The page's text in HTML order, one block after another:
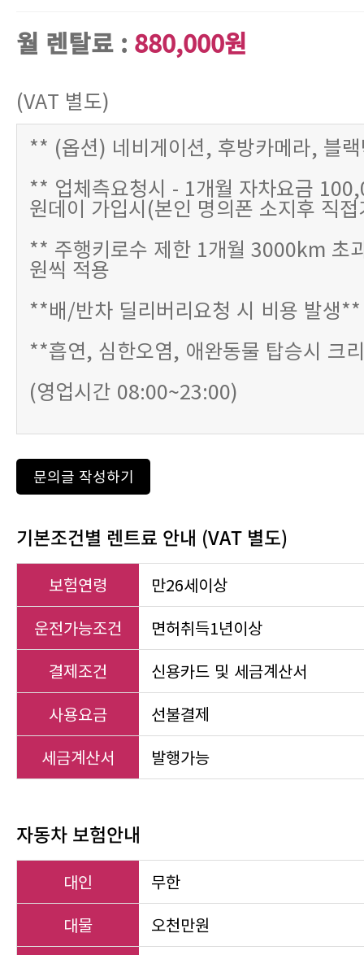
월 렌탈료 : 880,000원
(VAT 별도)
** (옵션) 네비게이션, 후방카메라, 블
** 업체측요청시 - 1개월 자차요금
원데이 가입시(본인 명의폰 소지후 직
** 주행키로수 제한 1개월 3000km 초
원씩 적용
**배/반차 딜리버리요청 시 비용 발생**
**흡연, 심한오염, 애완동물 탑승시 크
(영업시간 08:00~23:00)
문의글 작성하기
기본조건별 렌트료 안내 (VAT 별도)
보험연령
만26세이상
운전가능조건
면허취득1년이상
결제조건
신용카드 및 세금계산서
사용요금
선불결제
세금계산서
발행가능
자동차 보험안내
대인
무한
대물
오천만원